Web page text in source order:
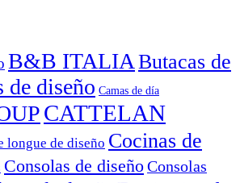
B&B ITALIAButacas de
de diseño Camas de día
CATTELAN
longue de diseño Cocinas de
Consolas de diseñoConsolas